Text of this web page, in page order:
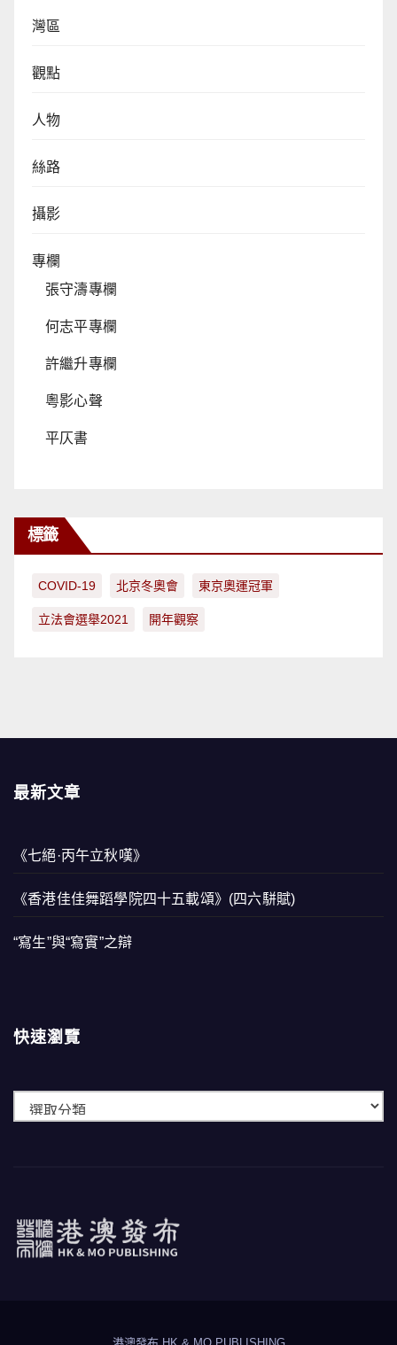
灣區
觀點
人物
絲路
攝影
專欄
張守濤專欄
何志平專欄
許繼升專欄
粵影心聲
平仄書
標籤
COVID-19 北京冬奧會 東京奧運冠軍
立法會選舉2021 開年觀察
最新文章
《七絕·丙午立秋嘆》
《香港佳佳舞蹈學院四十五載頌》(四六駢賦)
“寫生”與“寫實”之辯
快速瀏覽